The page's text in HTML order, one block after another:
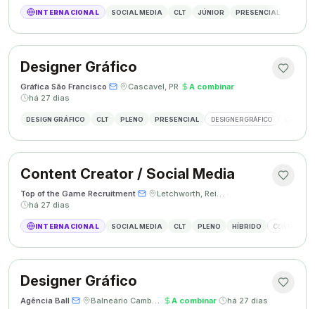
INTERNACIONAL SOCIAL MEDIA CLT JÚNIOR PRESENCIAL
Designer Gráfico
Gráfica São Francisco· · Cascavel, PR· A combinar·
há 27 dias
DESIGN GRÁFICO CLT PLENO PRESENCIAL DESIGNER GRÁFICO
Content Creator / Social Media
Top of the Game Recruitment· · Letchworth, Reino Unido ·
há 27 dias
INTERNACIONAL SOCIAL MEDIA CLT PLENO HÍBRIDO CONTENT
Designer Gráfico
Agência Ball· · Balneário Camboriú, SC · A combinar· há 27 dias